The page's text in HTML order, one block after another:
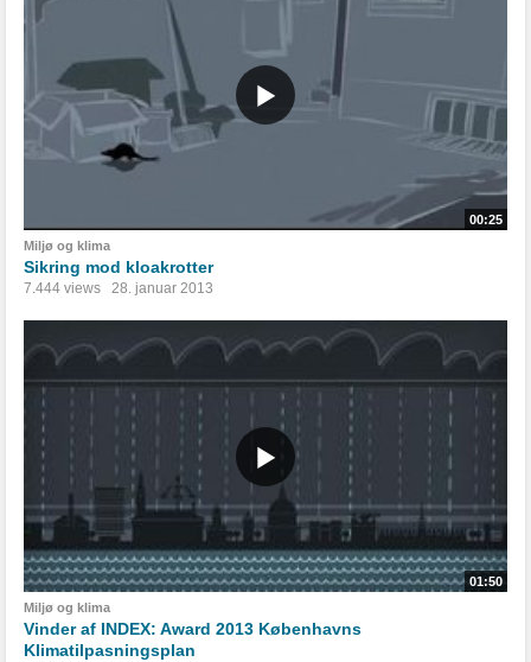
00:25
Miljø og klima
Sikring mod kloakrotter
7.444 views 28. januar 2013
01:50
Miljø og klima
Vinder af INDEX: Award 2013 Københavns
Klimatilpasningsplan